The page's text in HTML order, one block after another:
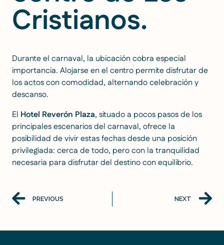
Cristianos.
Durante el carnaval, la ubicación cobra especial
importancia. Alojarse en el centro permite disfrutar de
los actos con comodidad, alternando celebración y
descanso.
El Hotel Reverón Plaza, situado a pocos pasos de los
principales escenarios del carnaval, ofrece la
posibilidad de vivir estas fechas desde una posición
privilegiada: cerca de todo, pero con la tranquilidad
necesaria para disfrutar del destino con equilibrio.
PREVIOUS NEXT